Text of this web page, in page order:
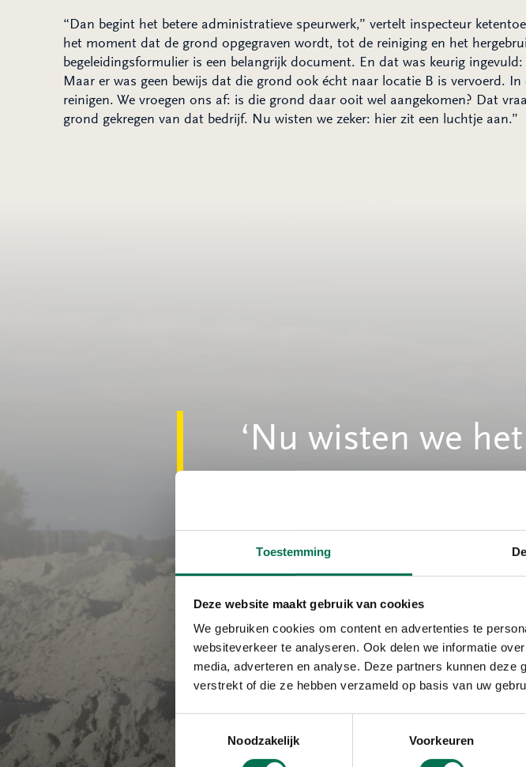
Toestemming
Deze website maakt gebruik van cookies
We gebruiken cookies om content en advertenties te
websiteverkeer te analyseren. Ook delen we informatie
media, adverteren en analyse. Deze partners kunnen
verstrekt of die ze hebben verzameld op basis van uw
Toestemmingsselectie
Noodzakelijk
Voorkeuren
“Dan begint het betere administratieve speurwerk,” vertelt inspecteur
het moment dat de grond opgegraven wordt, tot de reiniging en het
begeleidingsformulier is een belangrijk document. En dat was keurig
Maar er was geen bewijs dat die grond ook écht naar locatie B is vervoerd.
reinigen. We vroegen ons af: is die grond daar ooit wel aangekomen? Dat
grond gekregen van dat bedrijf. Nu wisten we zeker: hier zit een luchtje aan.”
Nu wisten we
Renske